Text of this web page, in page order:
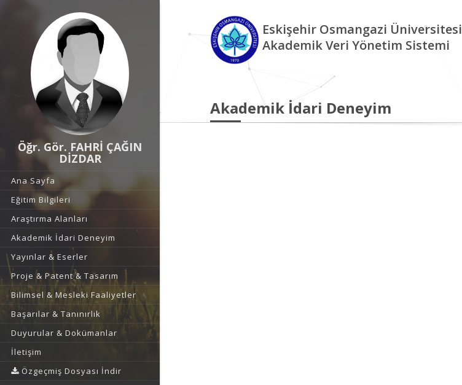
Öğr. Gör. FAHRİ ÇAĞIN
DİZDAR
Ana Sayfa
Eğitim Bilgileri
Araştırma Alanları
Akademik İdari Deneyim
Yayınlar & Eserler
Proje & Patent & Tasarım
Bilimsel & Mesleki Faaliyetler
Başarılar & Tanınırlık
Duyurular & Dokümanlar
İletişim
Özgeçmiş Dosyası İndir
Eskişehir Osmangazi Üniversitesi
Akademik Veri Yönetim Sistemi
Akademik İdari Deneyim